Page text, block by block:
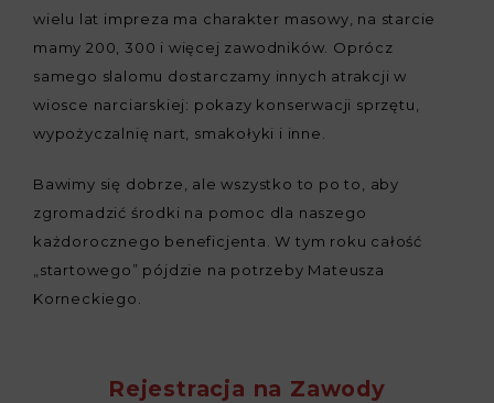
wielu lat impreza ma charakter masowy, na starcie
mamy 200, 300 i więcej zawodników. Oprócz
samego slalomu dostarczamy innych atrakcji w
wiosce narciarskiej: pokazy konserwacji sprzętu,
wypożyczalnię nart, smakołyki i inne.
Bawimy się dobrze, ale wszystko to po to, aby
zgromadzić środki na pomoc dla naszego
każdorocznego beneficjenta. W tym roku całość
„startowego” pójdzie na potrzeby Mateusza
Korneckiego.
Rejestracja na Zawody